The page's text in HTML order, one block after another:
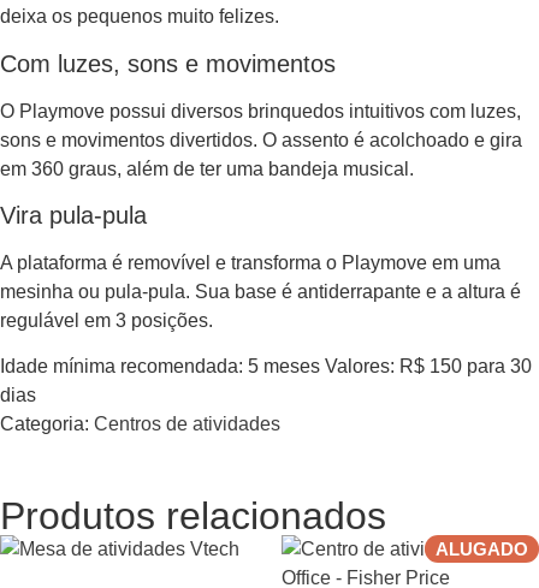
deixa os pequenos muito felizes.
Com luzes, sons e movimentos
O Playmove possui diversos brinquedos intuitivos com luzes,
sons e movimentos divertidos. O assento é acolchoado e gira
em 360 graus, além de ter uma bandeja musical.
Vira pula-pula
A plataforma é removível e transforma o Playmove em uma
mesinha ou pula-pula. Sua base é antiderrapante e a altura é
regulável em 3 posições.
Idade mínima recomendada: 5 meses Valores: R$ 150 para 30
dias
Categoria: Centros de atividades
Produtos relacionados
ALUGADO